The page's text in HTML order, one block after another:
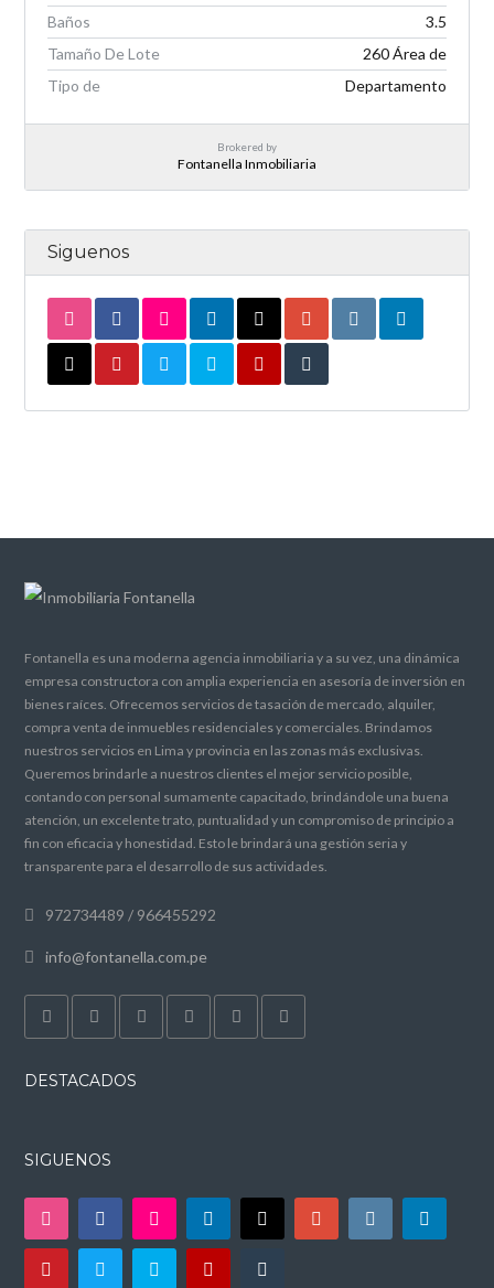
Baños
3.5
Tamaño De Lote
260 Área de
Tipo de
Departamento
Brokered by
Fontanella Inmobiliaria
Siguenos
Fontanella es una moderna agencia inmobiliaria y a su vez, una dinámica
empresa constructora con amplia experiencia en asesoría de inversión en
bienes raíces. Ofrecemos servicios de tasación de mercado, alquiler,
compra venta de inmuebles residenciales y comerciales. Brindamos
nuestros servicios en Lima y provincia en las zonas más exclusivas.
Queremos brindarle a nuestros clientes el mejor servicio posible,
contando con personal sumamente capacitado, brindándole una buena
atención, un excelente trato, puntualidad y un compromiso de principio a
fin con eficacia y honestidad. Esto le brindará una gestión seria y
transparente para el desarrollo de sus actividades.
972734489 / 966455292
info@fontanella.com.pe
DESTACADOS
SIGUENOS